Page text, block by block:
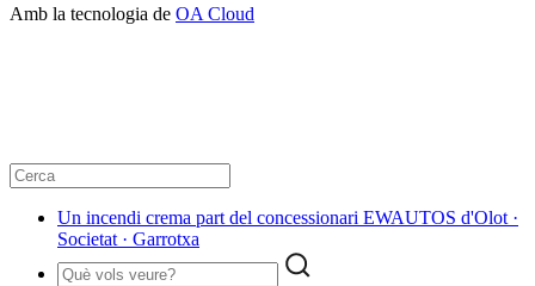
Amb la tecnologia de OA Cloud
Un incendi crema part del concessionari EWAUTOS d'Olot ·
Societat · Garrotxa